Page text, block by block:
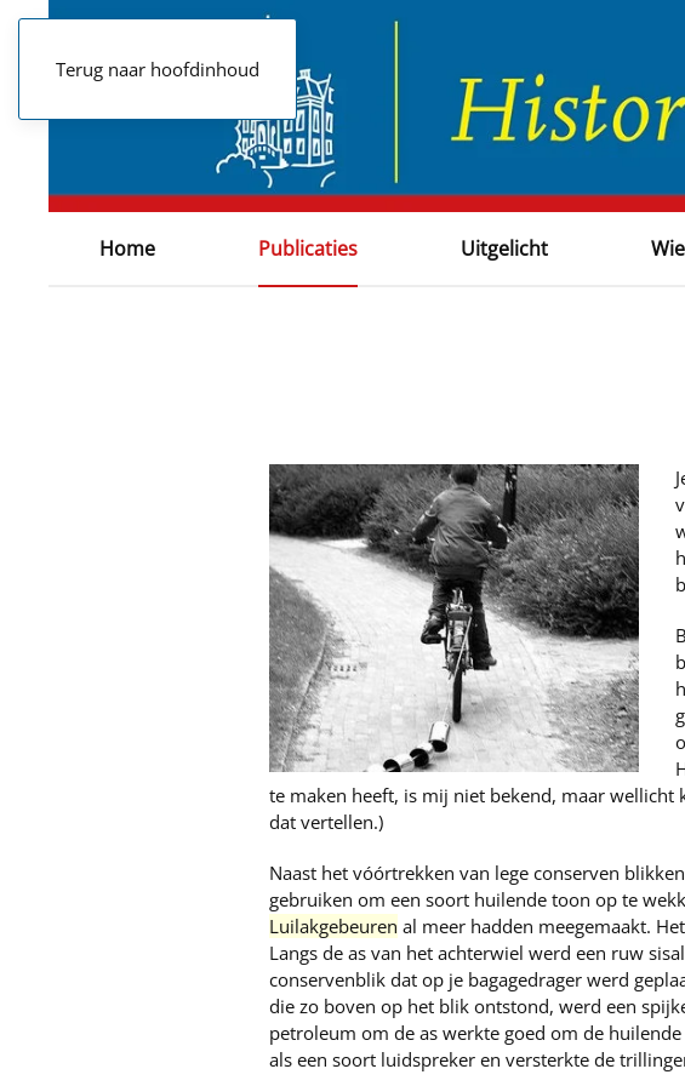
Terug naar hoofdinhoud
Home Publicaties Uitgelicht
te maken heeft, is mij niet bekend, maar
dat vertellen.)
Naast het vóórtrekken van lege conserven
gebruiken om een soort huilende toon op te
Luilakgebeuren al meer hadden meegemaakt.
Langs de as van het achterwiel werd een ruw
conservenblik dat op je bagagedrager werd
die zo boven op het blik ontstond, werd een
petroleum om de as werkte goed om de
als een soort luidspreker en versterkte de